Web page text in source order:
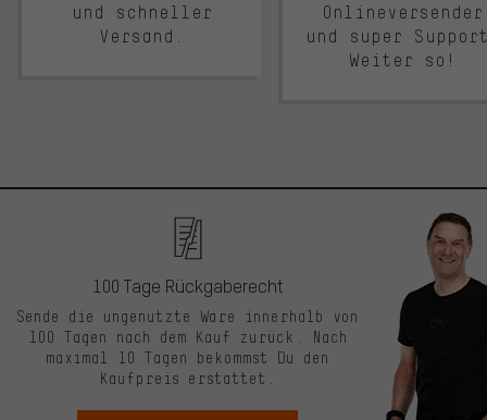
und schneller
Versand.
Onlineversender
und super
Weiter so!
100 Tage Rückgaberecht
Sende die ungenutzte Ware innerhalb von
100 Tagen nach dem Kauf zurück. Nach
maximal 10 Tagen bekommst Du den
Kaufpreis erstattet.